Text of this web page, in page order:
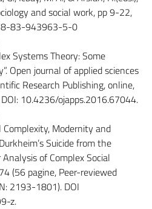
and social work, pp 9-22,
83-943963-5-0
Systems Theory: Some
Open journal of applied sciences
Research Publishing, online,
10.4236/ojapps.2016.67044.
Complexity, Modernity and
Suicide from the
of Complex Social
(56 pagine, Peer-reviewed
2193-1801). DOI
z.